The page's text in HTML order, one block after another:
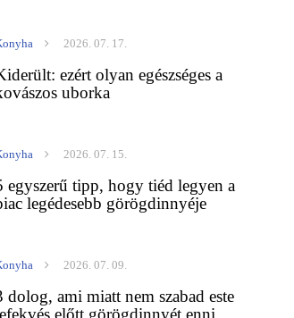
2026. 07. 17.
ezért olyan egészséges a
uborka
2026. 07. 15.
egyszerű tipp, hogy tiéd legyen a
legédesebb görögdinnyéje
2026. 07. 09.
dolog, ami miatt nem szabad este
előtt görögdinnyét enni